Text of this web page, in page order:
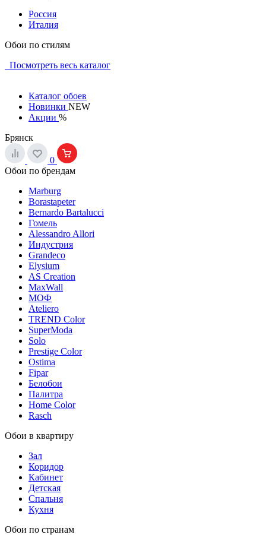
Россия
Италия
Обои по стилям
Посмотреть весь каталог
Каталог обоев
Новинки NEW
Акции %
Брянск
0
Обои по брендам
Marburg
Borastapeter
Bernardo Bartalucci
Гомель
Alessandro Allori
Индустрия
Grandeco
Elysium
AS Creation
MaxWall
МОФ
Ateliero
TREND Color
SuperModa
Solo
Prestige Color
Ostima
Fipar
Белобои
Палитра
Home Color
Rasch
Обои в квартиру
Зал
Коридор
Кабинет
Детская
Спальня
Кухня
Обои по странам